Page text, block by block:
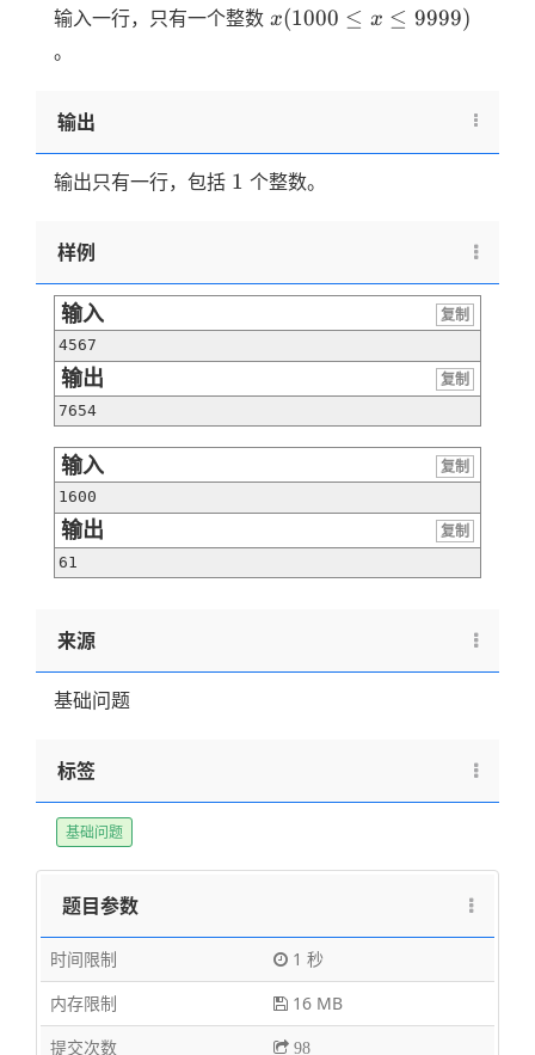
输入一行，只有一个整数 x(1000
x(1000 ≤ x ≤ 9999)
。
输出
输出只有一行，包括 1
1 个整数。
样例
输入
复制
4567
输出
复制
7654
输入
复制
1600
输出
复制
61
来源
基础问题
标签
基础问题
题目参数
时间限制
1 秒
内存限制
16 MB
提交次数
98